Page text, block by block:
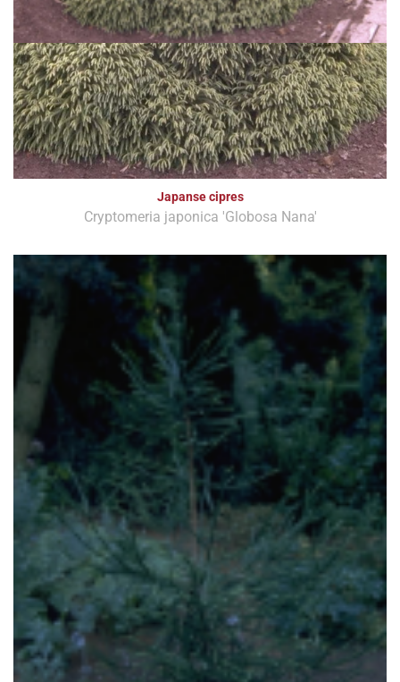
Japanse cipres
Cryptomeria japonica 'Globosa Nana'
Japanse cipres
Cryptomeria japonica 'Dacrydioides'